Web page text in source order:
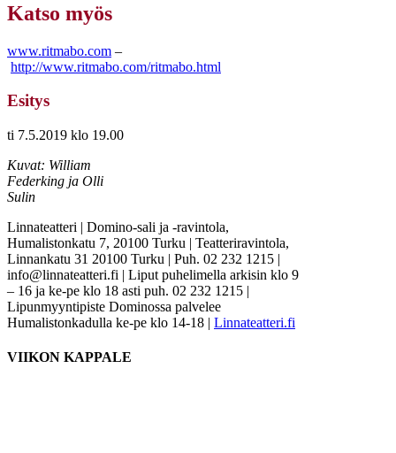
Katso myös
www.ritmabo.com –
http://www.ritmabo.com/ritmabo.html
Esitys
ti 7.5.2019 klo 19.00
Kuvat: William
Federking ja Olli
Sulin
Linnateatteri | Domino-sali ja -ravintola,
Humalistonkatu 7, 20100 Turku | Teatteriravintola,
Linnankatu 31 20100 Turku | Puh. 02 232 1215 |
info@linnateatteri.fi | Liput puhelimella arkisin klo 9
– 16 ja ke-pe klo 18 asti puh. 02 232 1215 |
Lipunmyyntipiste Dominossa palvelee
Humalistonkadulla ke-pe klo 14-18 | Linnateatteri.fi
VIIKON KAPPALE